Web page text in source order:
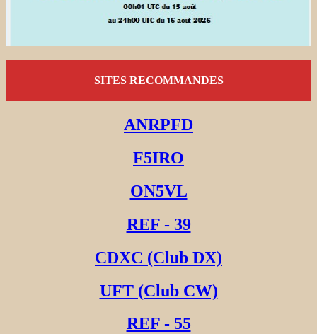
SITES RECOMMANDES
ANRPFD
F5IRO
ON5VL
REF - 39
CDXC (Club DX)
UFT (Club CW)
REF - 55